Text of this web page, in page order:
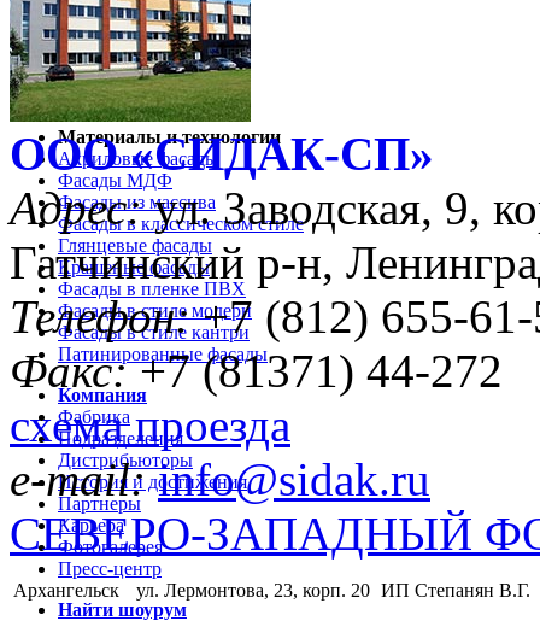
Кухни и мебель
Кухни Softline Marine
Кухни Сидак-СП
Гид по декорам
Материалы и технологии
Акриловые фасады
Фасады МДФ
Фасады из массива
Фасады в классическом стиле
Глянцевые фасады
Крашеные фасады
Фасады в пленке ПВХ
Фасады в стиле модерн
Фасады в стиле кантри
Патинированные фасады
Компания
Фабрика
Подразделения
Дистрибьюторы
История и достижения
Партнеры
Карьера
Фотогалерея
Пресс-центр
Найти шоурум
ООО «CИДАК-СП»
Адрес:ул. Заводская, 9,
Гатчинский р-н,
Телефон:+7 (812) 655-
Факс:+7 (81371) 44-272
схема проезда
e-mail: info@sidak.ru
СЕВЕРО-ЗАПАДНЫЙ
Архангельск ул. Лермонтова, 23, корп. 20 ИП Степанян В.Г.